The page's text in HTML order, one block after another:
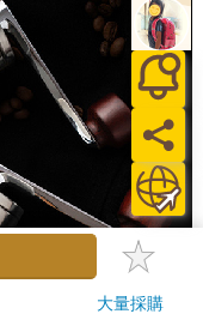
大量採購